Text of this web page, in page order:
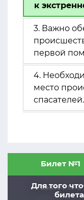
к
3. Важно
первой
4.
место
спасателей.
Для того
Билет №1
Билет №3